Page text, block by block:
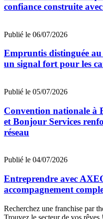
confiance construite
Publié le 06/07/2026
Empruntis distinguée
un signal fort pour les
Publié le 05/07/2026
Convention nationale à
et Bonjour Services
réseau
Publié le 04/07/2026
Entreprendre avec
accompagnement
Recherchez une franchise par
Trouvez le secteur de vos rêves !